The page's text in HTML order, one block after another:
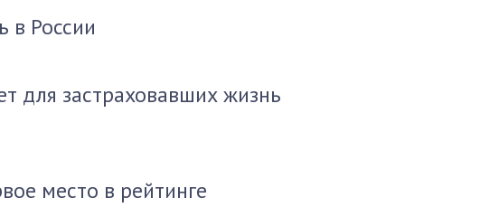
в России
для застраховавших жизнь
место в рейтинге